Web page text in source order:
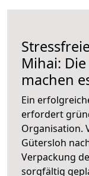
Mihai:
machen
Ein
erfordert
Organisation.
Gütersloh
Verpackung
sorgfältig